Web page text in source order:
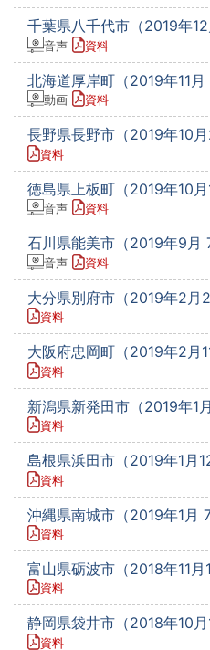
千葉県八千代市（2019年12
音声 資料
北海道厚岸町（2019年11月
動画 資料
長野県長野市（2019年10
資料
徳島県上板町（2019年10月
音声 資料
石川県能美市（2019年9月
音声 資料
大分県別府市（2019年2月
資料
大阪府忠岡町（2019年2月
資料
新潟県新発田市（2019年1
資料
島根県浜田市（2019年1月
資料
沖縄県南城市（2019年1月
資料
富山県砺波市（2018年11
資料
静岡県袋井市（2018年10
資料